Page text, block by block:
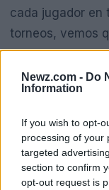
Newz.com - Do
Information
If you wish to opt-
processing of your
targeted
section to confirm
opt-out request is
cada jugador en
torneos, vemos
consistencia en
Alcaraz, tienen
expectativas.
vista el burn
cantidad de
ha invertido en
desgastado